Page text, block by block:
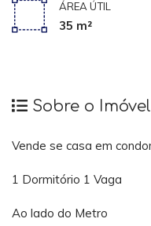
ÁREA ÚTIL
35 m²
Sobre o Imóvel
Vende se casa em
1 Dormitório 1 Vaga
Ao lado do Metro